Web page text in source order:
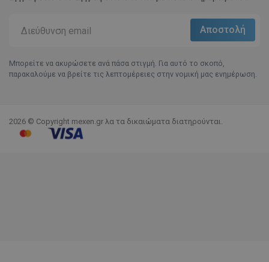
Μπορείτε να ακυρώσετε ανά πάσα στιγμή. Για αυτό το σκοπό,
παρακαλούμε να βρείτε τις λεπτομέρειες στην νομική μας ενημέρωση.
2026 © Copyright mexen.gr λα τα δικαιώματα διατηρούνται.